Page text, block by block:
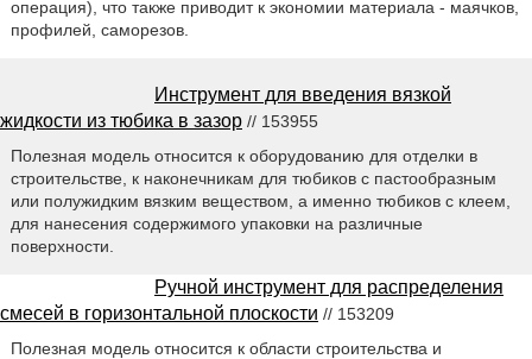
операция), что также приводит к экономии материала - маячков,
профилей, саморезов.
Инструмент для введения вязкой
жидкости из тюбика в зазор // 153955
Полезная модель относится к оборудованию для отделки в
строительстве, к наконечникам для тюбиков с пастообразным
или полужидким вязким веществом, а именно тюбиков с клеем,
для нанесения содержимого упаковки на различные
поверхности.
Ручной инструмент для распределения
смесей в горизонтальной плоскости // 153209
Полезная модель относится к области строительства и